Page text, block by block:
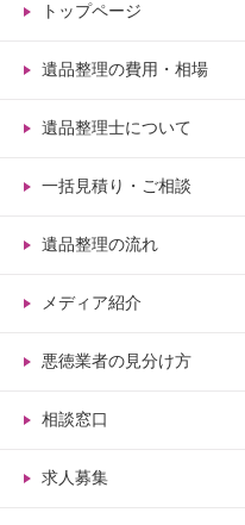
トップページ
遺品整理の費用・相場
遺品整理士について
一括見積り・ご相談
遺品整理の流れ
メディア紹介
悪徳業者の見分け方
相談窓口
求人募集